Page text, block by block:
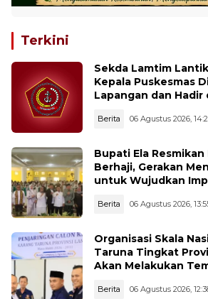
Terkini
Sekda Lamtim
Kepala Puskesmas
Lapangan dan Hadir
Berita 06 Agustus 2026,
Bupati Ela
Berhaji, Gerakan
untuk Wujudkan
Berita 06 Agustus 2026,
Organisasi Skala
Taruna Tingkat
Akan Melakukan
Berita 06 Agustus 2026,